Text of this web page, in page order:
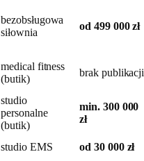
bezobsługowa
siłownia
od 499 000 zł
medical fitness
(butik)
brak publikacji
studio
personalne
(butik)
min. 300 000
zł
studio EMS od 30 000 zł